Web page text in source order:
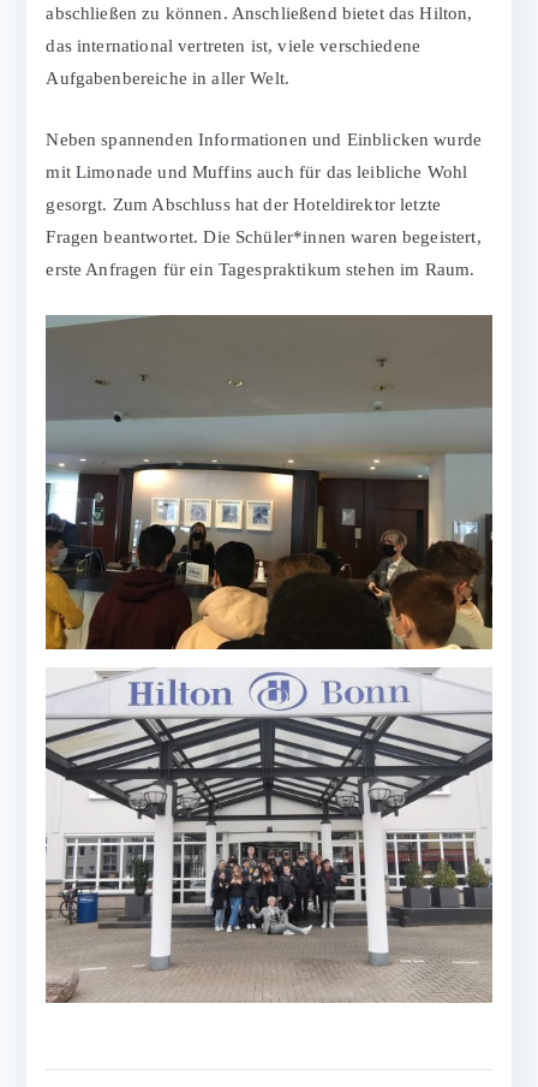
abschließen zu können. Anschließend bietet das Hilton,
das international vertreten ist, viele verschiedene
Aufgabenbereiche in aller Welt.
Neben spannenden Informationen und Einblicken wurde
mit Limonade und Muffins auch für das leibliche Wohl
gesorgt. Zum Abschluss hat der Hoteldirektor letzte
Fragen beantwortet. Die Schüler*innen waren begeistert,
erste Anfragen für ein Tagespraktikum stehen im Raum.